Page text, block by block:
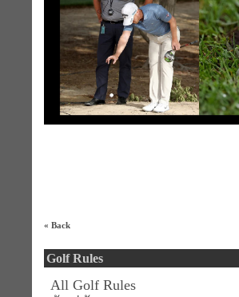
« Back
Golf Rules
All Golf Rules